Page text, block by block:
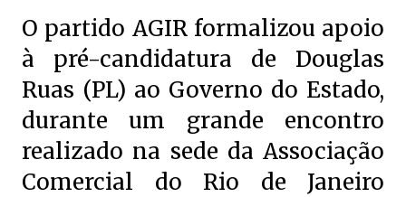
O partido AGIR formalizou apoio
à pré-candidatura de Douglas
Ruas (PL) ao Governo do Estado,
durante um grande encontro
realizado na sede da Associação
Comercial do Rio de Janeiro